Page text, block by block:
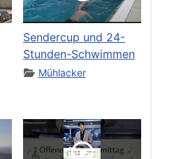
Sendercup und 24-
Stunden-Schwimmen
Mühlacker